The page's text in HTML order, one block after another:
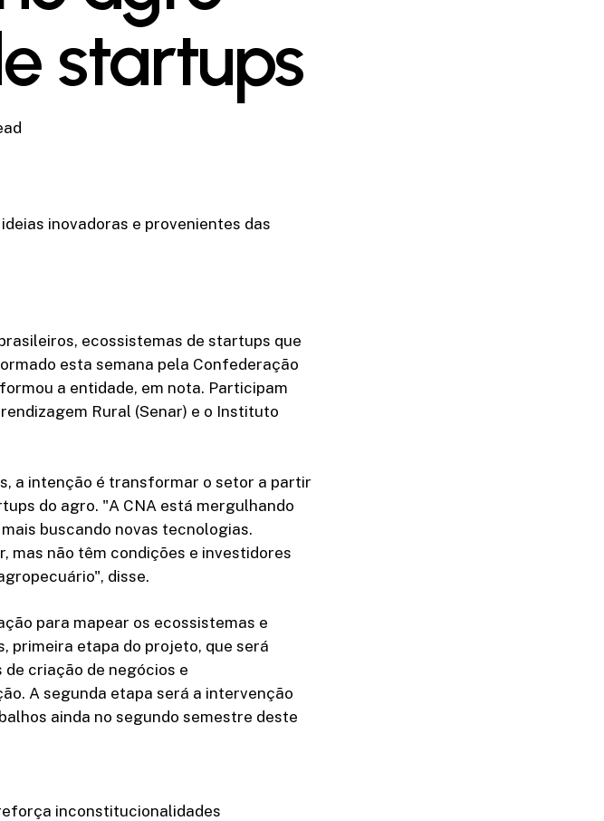
startups
inovadoras e provenientes das
ecossistemas de startups que
esta semana pela Confederação
a entidade, em nota. Participam
Rural (Senar) e o Instituto
a intenção é transformar o setor a partir
do agro. "A CNA está mergulhando
buscando novas tecnologias.
mas não têm condições e investidores
disse.
para mapear os ecossistemas e
primeira etapa do projeto, que será
criação de negócios e
A segunda etapa será a intervenção
ainda no segundo semestre deste
inconstitucionalidades